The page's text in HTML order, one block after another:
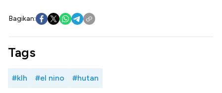
Bagikan:
Tags
#klh #el nino #hutan